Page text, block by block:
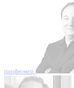
парфюмер